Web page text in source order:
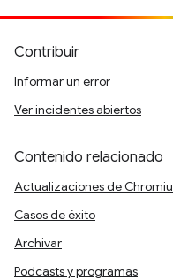
Contribuir
Informar un error
Ver incidentes abiertos
Contenido relacionado
Actualizaciones de
Casos de éxito
Archivar
Podcasts y programas